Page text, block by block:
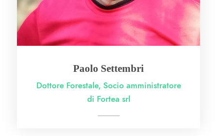
Paolo Settembri
Dottore Forestale, Socio amministratore
di Fortea srl